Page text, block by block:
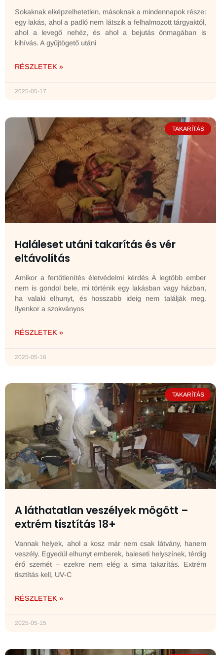
Sokaknak elképzelhetetlen, másoknak a mindennapok része:
egy lakás, ahol a padló nem látszik a felhalmozott tárgyaktól,
ahol a levegő nehéz, és ahol a bejutás önmagában is
kihívás. A gyűjtögető utáni
RÉSZLETEK »
2025-05-17
TAKARÍTÁS
Haláleset utáni takarítás és vér
eltávolítás
Amikor a fertőtlenítés életvédelmi kérdés A legtöbb ember
nem is gondol bele, mi történik egy lakásban vagy házban,
ha valaki elhunyt, és hosszabb ideig nem találják meg.
Ilyenkor a szokványos
RÉSZLETEK »
2025-05-16
TAKARÍTÁS
A láthatatlan veszélyek mögött –
extrém tisztítás 18+
Vannak helyek, ahol a kosz már nem csak látvány, hanem
veszély. Egyedül elhunyt emberek, baleseti helyszínek, térdig
érő szemét – ezekre nem elég a sima takarítás. Extrém
tisztítás kell, UV-C
RÉSZLETEK »
2025-05-15